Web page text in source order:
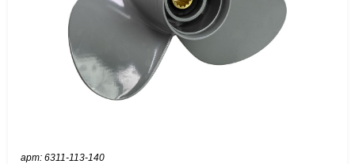
арт: 6311-113-140